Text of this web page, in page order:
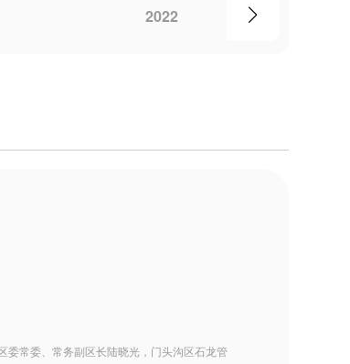
2022
常委、常务副区长陆晓光，门头沟区石龙管